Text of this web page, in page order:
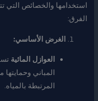
استخدامها والخصائص التي
الفرق:
الغرض الأساسي:
العوازل المائية
المباني
المرتبطة بالمياه.